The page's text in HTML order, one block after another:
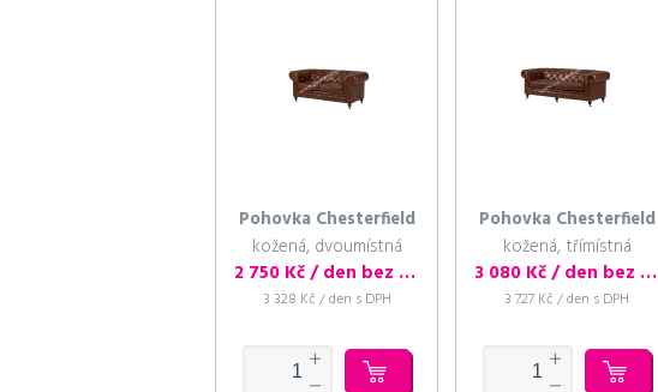
Pohovka Chesterfield
kožená, dvoumístná
2 750 Kč / den bez DPH
3 328 Kč / den s DPH
Pohovka Chesterfield
kožená, třímístná
3 080 Kč / den bez DPH
3 727 Kč / den s DPH